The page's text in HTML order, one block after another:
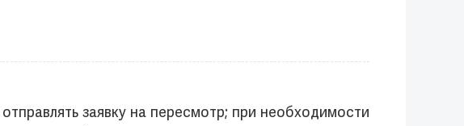
заявку на пересмотр; при необходимости